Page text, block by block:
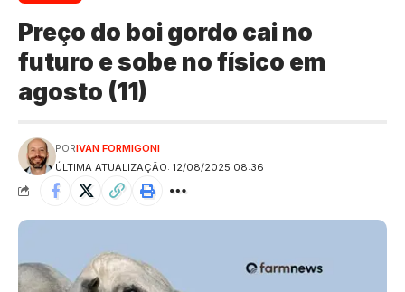
Preço do boi gordo cai no
futuro e sobe no físico em
agosto (11)
ÚLTIMA ATUALIZAÇÃO: 12/08/2025 08:36
PORIVAN FORMIGONI